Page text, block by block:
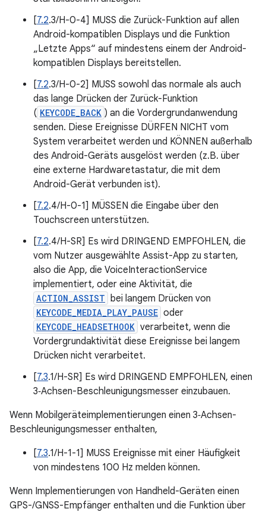
[7.2.3/H-0-4] MUSS die Zurück-Funktion auf allen
Android-kompatiblen Displays und die Funktion
„Letzte Apps“ auf mindestens einem der Android-
kompatiblen Displays bereitstellen.
[7.2.3/H-0-2] MUSS sowohl das normale als auch
das lange Drücken der Zurück-Funktion
( KEYCODE_BACK ) an die Vordergrundanwendung
senden. Diese Ereignisse DÜRFEN NICHT vom
System verarbeitet werden und KÖNNEN außerhalb
des Android-Geräts ausgelöst werden (z.B. über
eine externe Hardwaretastatur, die mit dem
Android-Gerät verbunden ist).
[7.2.4/H-0-1] MÜSSEN die Eingabe über den
Touchscreen unterstützen.
[7.2.4/H-SR] Es wird DRINGEND EMPFOHLEN, die
vom Nutzer ausgewählte Assist-App zu starten,
also die App, die VoiceInteractionService
implementiert, oder eine Aktivität, die
ACTION_ASSIST bei langem Drücken von
KEYCODE_MEDIA_PLAY_PAUSE oder
KEYCODE_HEADSETHOOK verarbeitet, wenn die
Vordergrundaktivität diese Ereignisse bei langem
Drücken nicht verarbeitet.
[7.3.1/H-SR] Es wird DRINGEND EMPFOHLEN, einen
3‑Achsen-Beschleunigungsmesser einzubauen.
Wenn Mobilgeräteimplementierungen einen 3‑Achsen-
Beschleunigungsmesser enthalten,
[7.3.1/H-1-1] MUSS Ereignisse mit einer Häufigkeit
von mindestens 100 Hz melden können.
Wenn Implementierungen von Handheld-Geräten einen
GPS-/GNSS-Empfänger enthalten und die Funktion über